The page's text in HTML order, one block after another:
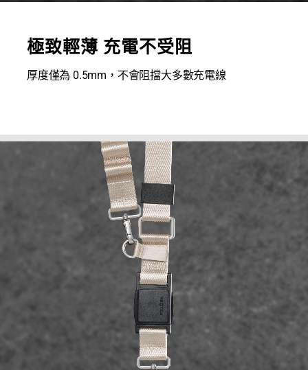
極致輕薄 充電不受阻
厚度僅為 0.5mm，不會阻擋大多數充電線